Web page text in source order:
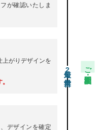
が確認いたしま
上がりデザインを
デザインを確定
2 ご注文・校正期間